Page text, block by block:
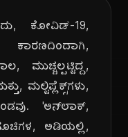
ಕೋವಿಡ್-19,
ಮುಚ್ಚಲ್ಪಟ್ಟಿದ್ದ,
ಮಲ್ಟಿಪ್ಲೆಕ್ಸ್‌ಗಳು,
'ಅನ್‌ಲಾಕ್,
ಅಡಿಯಲ್ಲಿ,